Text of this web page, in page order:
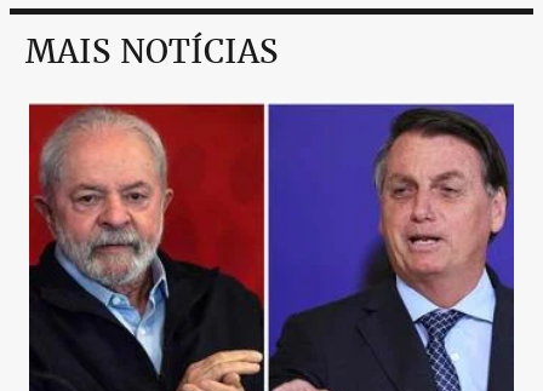
MAIS NOTÍCIAS